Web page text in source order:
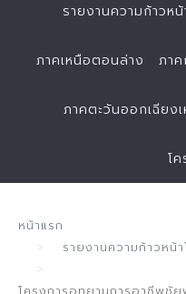
รายงานความก้าวหน้
ภาคเหนือตอนล่าง ภา
ภาคตะวันออกเฉียง
โ
หน้าแรก
รายงานความก้าวหน้